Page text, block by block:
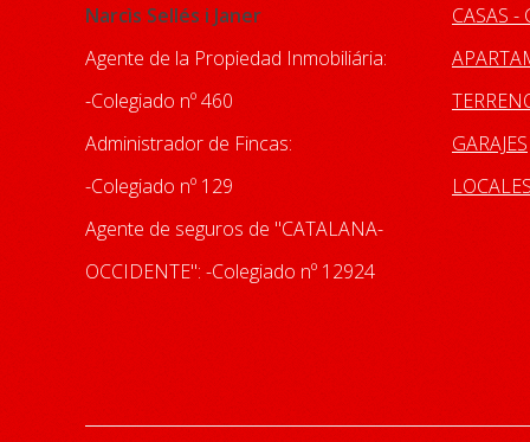
Narcìs Sellés i Janer
Agente de la Propiedad Inmobiliária:
-Colegiado nº 460
Administrador de Fincas:
-Colegiado nº 129
Agente de seguros de "CATALANA-
OCCIDENTE": -Colegiado nº 12924
CASAS -
GARAJES